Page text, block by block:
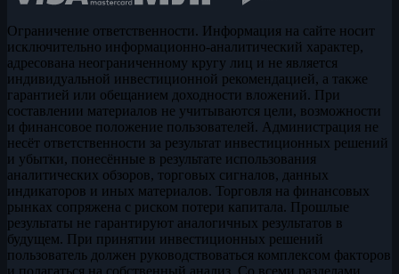
Ограничение ответственности. Информация на сайте носит
исключительно информационно-аналитический характер,
адресована неограниченному кругу лиц и не является
индивидуальной инвестиционной рекомендацией, а также
гарантией или обещанием доходности вложений. При
составлении материалов не учитываются цели, возможности
и финансовое положение пользователей. Администрация не
несёт ответственности за результат инвестиционных решений
и убытки, понесённые в результате использования
аналитических обзоров, торговых сигналов, данных
индикаторов и иных материалов. Торговля на финансовых
рынках сопряжена с риском потери капитала. Прошлые
результаты не гарантируют аналогичных результатов в
будущем. При принятии инвестиционных решений
пользователь должен руководствоваться комплексом факторов